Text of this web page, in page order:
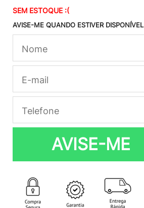
SEM ESTOQUE :(
AVISE-ME QUANDO ESTIVER DISPONÍVEL
AVISE-ME